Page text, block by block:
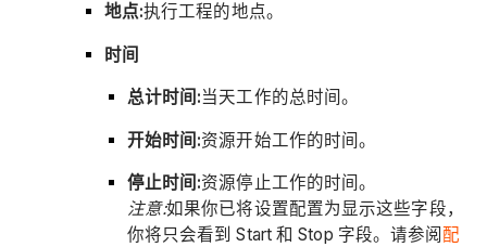
地点:执行工程的地点。
时间
总计时间:当天工作的总时间。
开始时间:资源开始工作的时间。
停止时间:资源停止工作的时间。
注意:如果你已将设置配置为显示这些字段，
你将只会看到 Start 和 Stop 字段。请参阅 配